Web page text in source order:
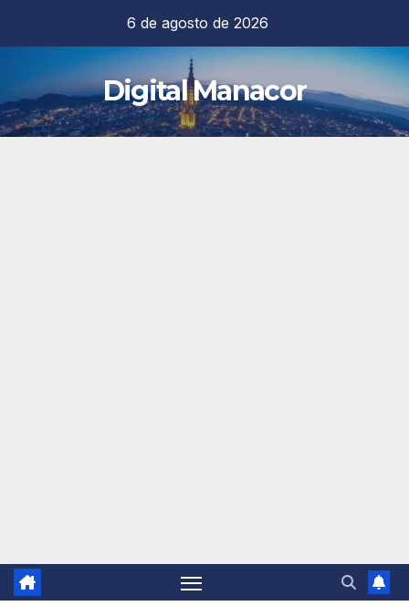
contenido
6 de agosto de 2026
Digital Manacor